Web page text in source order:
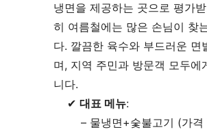
냉면을 제공하는 곳으로 평가
히 여름철에는 많은 손님이 찾
다. 깔끔한 육수와 부드러운 면
며, 지역 주민과 방문객 모두에
니다.
✔ 대표 메뉴:
– 물냉면+숯불고기 (가격